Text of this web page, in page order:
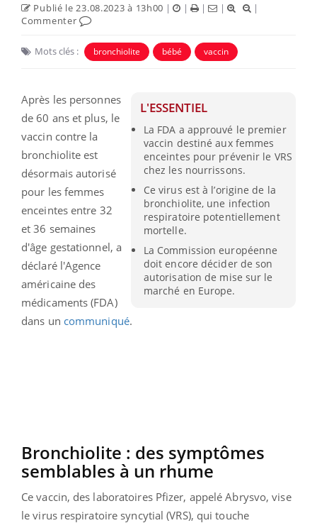
Publié le 23.08.2023 à 13h00 | | | |
|
Commenter
Mots clés : bronchiolite bébé vaccin
L'ESSENTIEL
La FDA a approuvé le premier
vaccin destiné aux femmes
enceintes pour prévenir le VRS
chez les nourrissons.
Ce virus est à l’origine de la
bronchiolite, une infection
respiratoire potentiellement
mortelle.
La Commission européenne
doit encore décider de son
autorisation de mise sur le
marché en Europe.
Après les personnes
de 60 ans et plus, le
vaccin contre la
bronchiolite est
désormais autorisé
pour les femmes
enceintes entre 32
et 36 semaines
d'âge gestationnel, a
déclaré l'Agence
américaine des
médicaments (FDA)
dans un communiqué.
Bronchiolite : des symptômes
semblables à un rhume
Ce vaccin, des laboratoires Pfizer, appelé Abrysvo, vise
le virus respiratoire syncytial (VRS), qui touche